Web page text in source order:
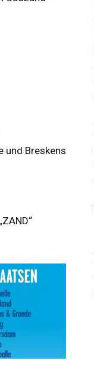
und Breskens